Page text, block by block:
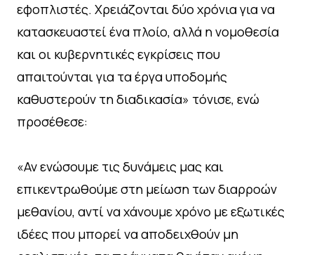
εφοπλιστές. Χρειάζονται δύο χρόνια για να
κατασκευαστεί ένα πλοίο, αλλά η νομοθεσία
και οι κυβερνητικές εγκρίσεις που
απαιτούνται για τα έργα υποδομής
καθυστερούν τη διαδικασία» τόνισε, ενώ
προσέθεσε:
«Αν ενώσουμε τις δυνάμεις μας και
επικεντρωθούμε στη μείωση των διαρροών
μεθανίου, αντί να χάνουμε χρόνο με εξωτικές
ιδέες που μπορεί να αποδειχθούν μη